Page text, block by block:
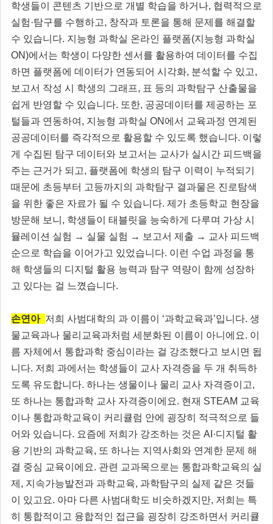
학생들이 콘텐츠 기반으로 개별 학습을 하거나, 협력적으로
실험·탐구를 수행하고, 창작과 토론을 통해 문제를 해결할
수 있습니다. 지능형 과학실 온라인 플랫폼(지능형 과학실
ON)에서는 학생이 다양한 센서를 활용하여 데이터를 수집
하면 플랫폼에 데이터가 연동되어 시각화, 분석할 수 있고,
보고서 작성 시 학생의 그래프, 표 등의 과학탐구 산출물을
쉽게 반영할 수 있습니다. 또한, 공공데이터를 제공하는 포
털들과 연동하여, 지능형 과학실 ON에서 교육과정 연계된
공공데이터를 즉각적으로 활용할 수 있도록 했습니다. 이렇
게 수집된 탐구 데이터와 보고서는 교사가 실시간 피드백을
주는 근거가 되고, 플랫폼에 학생의 탐구 이력이 누적되기
때문에 초등부터 고등까지의 과학탐구 결과물은 진로탐색
을 위한 좋은 자료가 될 수 있습니다. 제가 초등학교 현장을
방문해 보니, 학생들이 태블릿을 능숙하게 다루며 가상 시
뮬레이션 실험 → 실물 실험 → 보고서 제출 → 교사 피드백
순으로 학습을 이어가고 있었습니다. 이런 수업 과정을 통
해 학생들의 디지털 활용 능력과 탐구 역량이 함께 성장하
고 있다는 걸 느꼈습니다.
손연아 저희 사범대학의 과 이름이 ‘과학교육과’입니다. 생
물교육과나 물리교육과처럼 세분화된 이름이 아니에요. 이
름 자체에서 통합과학 중심이라는 걸 강조했다고 보시면 됩
니다. 저희 과에서는 학생들이 교사 자격증을 두 개 취득하
도록 유도합니다. 하나는 생물이나 물리 교사 자격증이고,
또 하나는 통합과학 교사 자격증이에요. 현재 STEAM 교육
이나 통합과학교육이 커리큘럼 안에 굉장히 적극적으로 들
어와 있습니다. 요즘에 저희가 강조하는 것은 AI·디지털 활
용 기반의 과학교육, 또 하나는 지역사회와 연계한 문제 해
결 중심 교육이에요. 관련 교과목으로는 통합과학교육의 실
제, 지속가능발전과 과학교육, 과학탐구의 실제 같은 것들
이 있고요. 아마 다른 사범대학도 비슷하겠지만, 저희는 특
히 통합적이고 융합적인 접근을 굉장히 강조하면서 커리큘